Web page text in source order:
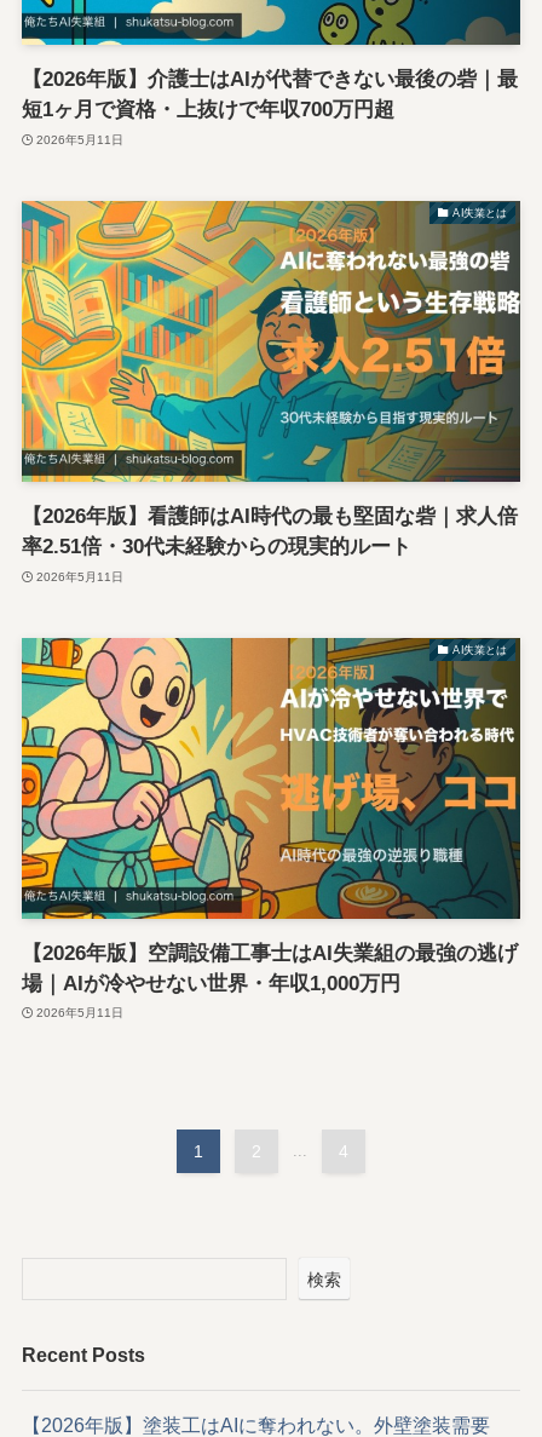
【2026年版】介護士はAIが代替できない最後の砦｜最
短1ヶ月で資格・上抜けで年収700万円超
2026年5月11日
AI失業とは
【2026年版】看護師はAI時代の最も堅固な砦｜求人倍
率2.51倍・30代未経験からの現実的ルート
2026年5月11日
AI失業とは
【2026年版】空調設備工事士はAI失業組の最強の逃げ
場｜AIが冷やせない世界・年収1,000万円
2026年5月11日
1 2 4
検索
Recent Posts
【2026年版】塗装工はAIに奪われない。外壁塗装需要